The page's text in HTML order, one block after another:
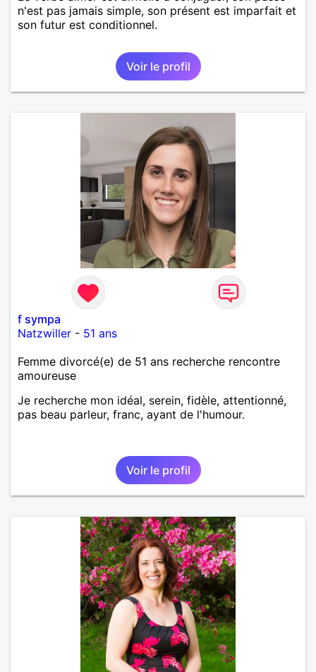
n'est pas jamais simple, son présent est imparfait et
son futur est conditionnel.
Voir le profil
f sympa
Natzwiller - 51 ans
Femme divorcé(e) de 51 ans recherche rencontre
amoureuse
Je recherche mon idéal, serein, fidèle, attentionné,
pas beau parleur, franc, ayant de l'humour.
Voir le profil